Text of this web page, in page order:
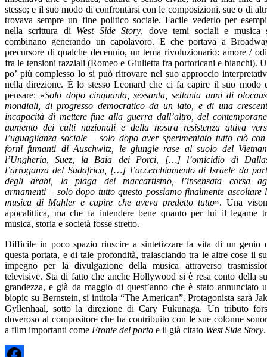
stesso; e il suo modo di confrontarsi con le composizioni, sue o di
trovava sempre un fine politico sociale. Facile vederlo per
nella scrittura di West Side Story, dove temi sociali e musica
combinano generando un capolavoro. E che portava a
precursore di qualche decennio, un tema rivoluzionario: amore /
fra le tensioni razziali (Romeo e Giulietta fra portoricani e bianchi).
po’ più complesso lo si può ritrovare nel suo approccio
nella direzione. È lo stesso Leonard che ci fa capire il suo modo
pensare: «Solo dopo cinquanta, sessanta, settanta anni di
mondiali, di progresso democratico da un lato, e di una
incapacità di mettere fine alla guerra dall’altro, del
aumento dei culti nazionali e della nostra resistenza attiva
l’uguaglianza sociale – solo dopo aver sperimentato tutto ciò
forni fumanti di Auschwitz, le giungle rase al suolo del
l’Ungheria, Suez, la Baia dei Porci, […] l’omicidio di
l’arroganza del Sudafrica, […] l’accerchiamento di Israele da
degli arabi, la piaga del maccartismo, l’insensata corsa
armamenti – solo dopo tutto questo possiamo finalmente ascoltare
musica di Mahler e capire che aveva predetto tutto». Una
apocalittica, ma che fa intendere bene quanto per lui il legame
musica, storia e società fosse stretto.
Difficile in poco spazio riuscire a sintetizzare la vita di un genio
questa portata, e di tale profondità, tralasciando tra le altre cose il
impegno per la divulgazione della musica attraverso
televisive. Sta di fatto che anche Hollywood si è resa conto della
grandezza, e già da maggio di quest’anno che è stato annunciato
biopic su Bernstein, si intitola “The American”. Protagonista sarà
Gyllenhaal, sotto la direzione di Cary Fukunaga. Un tributo
doveroso al compositore che ha contribuito con le sue colonne
a film importanti come Fronte del porto e il già citato West Side Story.